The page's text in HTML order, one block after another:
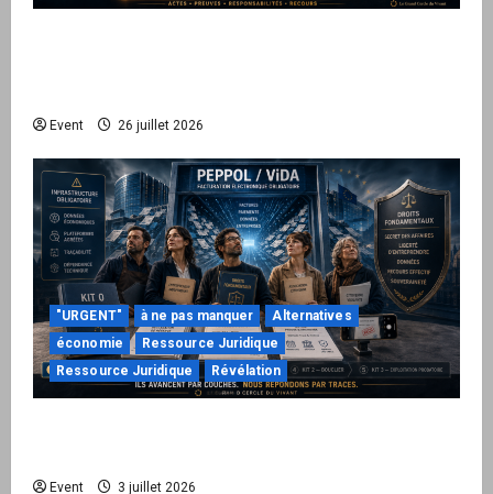
Event 26 juillet 2026
"URGENT" à ne pas manquer
Alternatives
économie
Ressource Juridique
Ressource Juridique
Révélation
Event 3 juillet 2026